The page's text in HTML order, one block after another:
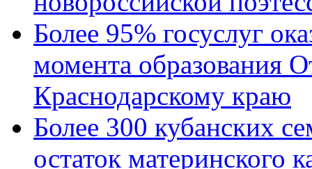
Более 95% госуслуг
момента образования
Краснодарскому краю
Более 300 кубанских
остаток материнского